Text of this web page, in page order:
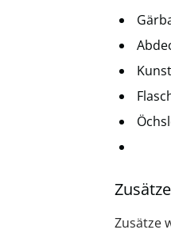
Zusätze
Zusätze